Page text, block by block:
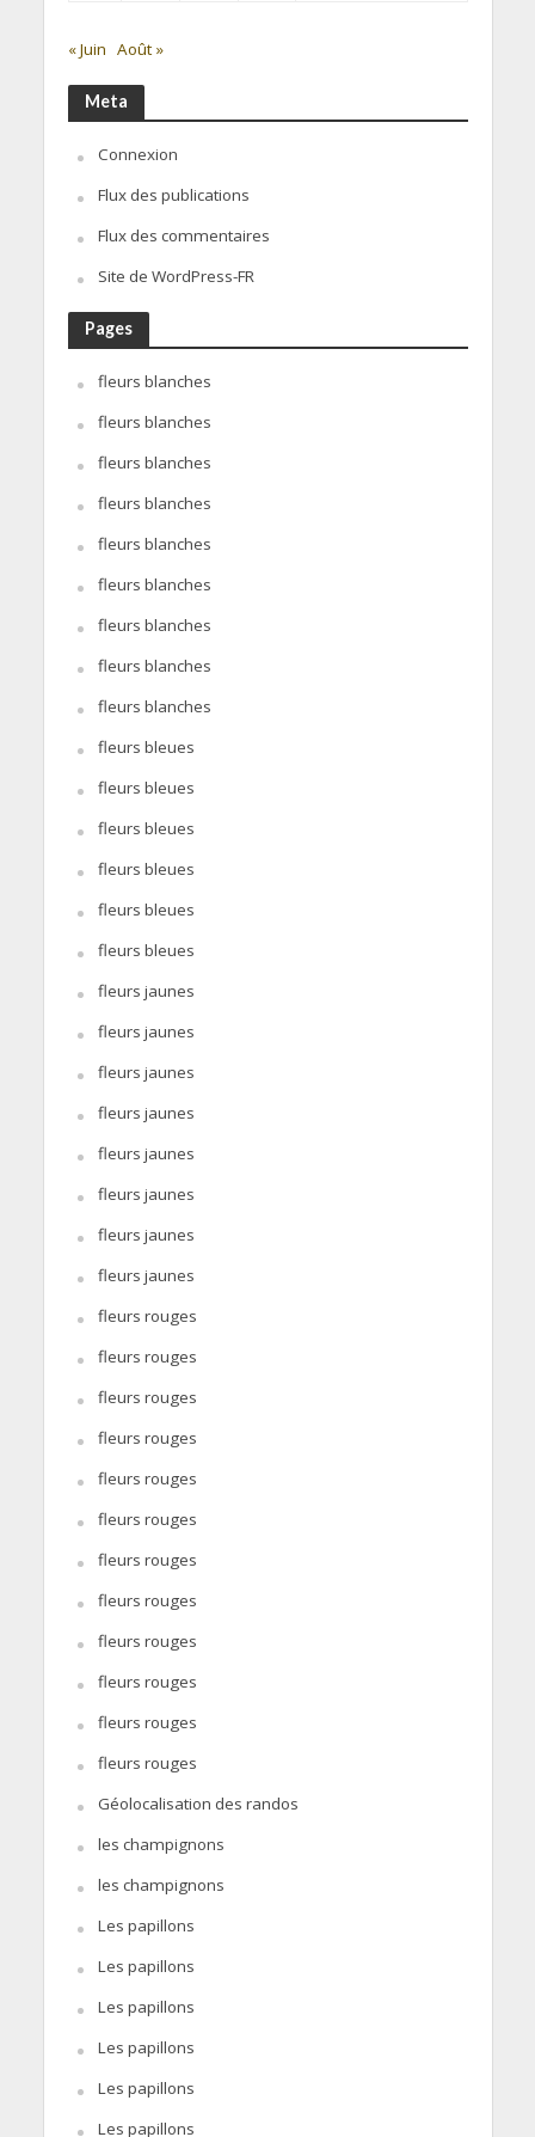
« Juin Août »
Meta
Connexion
Flux des publications
Flux des commentaires
Site de WordPress-FR
Pages
fleurs blanches
fleurs blanches
fleurs blanches
fleurs blanches
fleurs blanches
fleurs blanches
fleurs blanches
fleurs blanches
fleurs blanches
fleurs bleues
fleurs bleues
fleurs bleues
fleurs bleues
fleurs bleues
fleurs bleues
fleurs jaunes
fleurs jaunes
fleurs jaunes
fleurs jaunes
fleurs jaunes
fleurs jaunes
fleurs jaunes
fleurs jaunes
fleurs rouges
fleurs rouges
fleurs rouges
fleurs rouges
fleurs rouges
fleurs rouges
fleurs rouges
fleurs rouges
fleurs rouges
fleurs rouges
fleurs rouges
fleurs rouges
Géolocalisation des randos
les champignons
les champignons
Les papillons
Les papillons
Les papillons
Les papillons
Les papillons
Les papillons